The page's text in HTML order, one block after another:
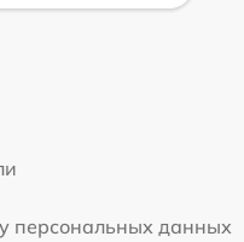
персональных данных